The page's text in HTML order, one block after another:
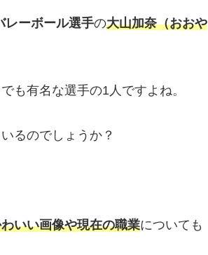
レーボール選手の大山加奈（おおや
も有名な選手の1人ですよね。
るのでしょうか？
いい画像や現在の職業についても